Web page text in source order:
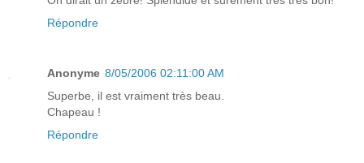
Répondre
Anonyme 8/05/2006 02:11:00 AM
Superbe, il est vraiment très beau.
Chapeau !
Répondre